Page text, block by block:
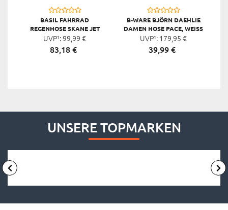
BASIL FAHRRAD
REGENHOSE SKANE JET
BLACK, GR. XL, HERREN
UVP¹: 99,99 €
83,18€
B-WARE BJÖRN DAEHLIE
DAMEN HOSE PACE, WEISS
UVP¹: 179,95 €
39,99€
UNSERE TOPMARKEN